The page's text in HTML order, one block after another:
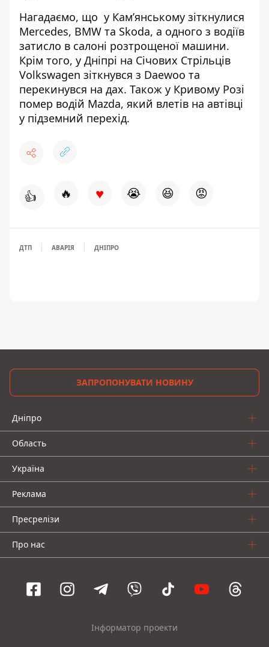
Нагадаємо, що у Кам’янському зіткнулися
Mercedes, BMW та Skoda, а одного з водіїв
затисло в салоні розтрощеної машини.
Крім того, у Дніпрі на Січових Стрільців
Volkswagen зіткнувся з Daewoo та
перекинувся на дах. Також у Кривому Розі
помер водій Mazda, який влетів на автівці
у підземний перехід.
👍 🔥 ♥ 😭 😆 😡
ДТП АВАРІЯ ДНІПРО
ЗАПРОПОНУВАТИ НОВИНУ
Дніпро
Область
Україна
Реклама
Пресрелізи
Про нас
Інформатор проекти